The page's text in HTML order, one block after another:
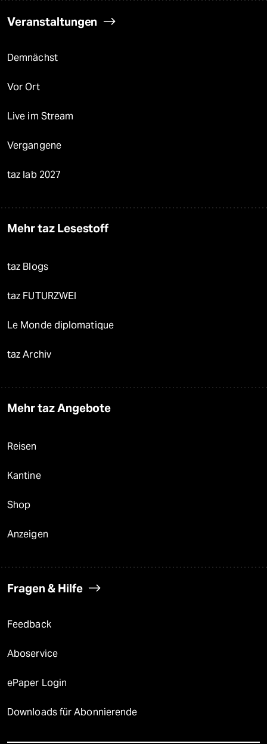
Veranstaltungen
Demnächst
Vor Ort
Live im Stream
Vergangene
taz lab 2027
Mehr taz Lesestoff
taz Blogs
taz FUTURZWEI
Le Monde diplomatique
taz Archiv
Mehr taz Angebote
Reisen
Kantine
Shop
Anzeigen
Fragen & Hilfe
Feedback
Aboservice
ePaper Login
Downloads für Abonnierende